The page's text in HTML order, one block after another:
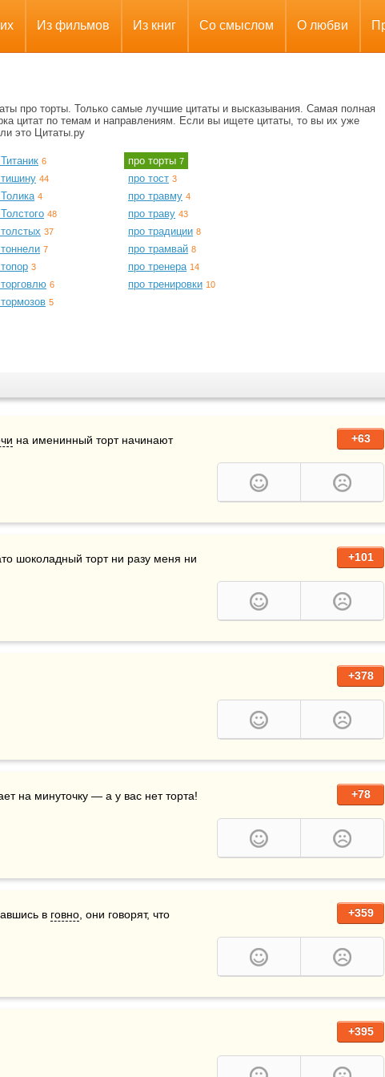
Из фильмов Из книг Со смыслом О любви
про торты. Только самые лучшие цитаты и высказывания. Самая полная
цитат по темам и направлениям. Если вы ищете цитаты, то вы их уже
это Цитаты.ру
6
44
4
48
37
7
3
6
5
про торты 7
про тост 3
про травму 4
про траву 43
про традиции 8
про трамвай 8
про тренера 14
про тренировки 10
+63
на именинный торт начинают
+101
шоколадный торт ни разу меня ни
+378
+78
на минуточку — а у вас нет торта!
+359
в говно , они говорят, что
+395